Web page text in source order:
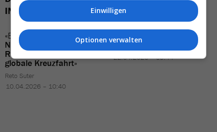
INTERESSIEREN
«EinDurchbruch
für
Norwegen
– und ein
Reality-Checkfür die
globale Kreuzfahrt»
Reto Suter
10.04.2026 – 10:40
Das war der
Tourismus-
Gipfelin
22.04.2026 – 09:44
Einwilligen
Optionen verwalten